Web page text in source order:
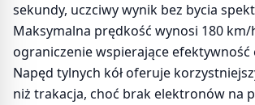
sekundy, uczciwy wynik bez bycia
Maksymalna prędkość wynosi 180
ograniczenie wspierające efektywność
Napęd tylnych kół oferuje
niż trakacja, choć brak elektronów na